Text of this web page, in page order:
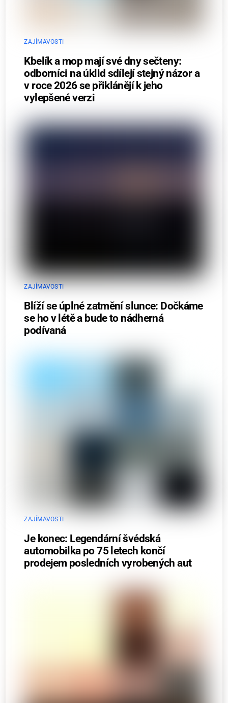
ZAJÍMAVOSTI
Kbelík a mop mají své dny sečteny:
odborníci na úklid sdílejí stejný názor a
v roce 2026 se přiklánějí k jeho
vylepšené verzi
ZAJÍMAVOSTI
Blíží se úplné zatmění slunce: Dočkáme
se ho v létě a bude to nádherná
podívaná
ZAJÍMAVOSTI
Je konec: Legendární švédská
automobilka po 75 letech končí
prodejem posledních vyrobených aut